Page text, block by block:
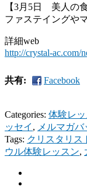
【3月5日 美人
ファステイングや
詳細web
http://crystal-ac.com/
共有: Facebook
Categories: 体験レ
ッセイ , メルマガ
Tags: クリスタリス
ウル体験レッスン,